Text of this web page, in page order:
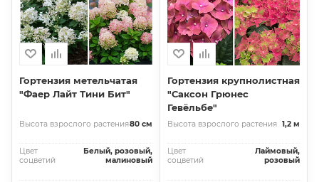
Гортензия метельчатая
"Фаер Лайт Тини Бит"
Высота взрослого растения80 см
Цвет
соцветий
Белый, розовый,
малиновый
Гортензия крупнолистная
"Саксон Грюнес
Гевёльбе"
Высота взрослого растения 1,2 м
Цвет
соцветий
Лаймовый,
розовый